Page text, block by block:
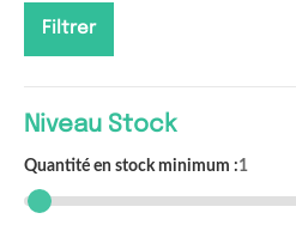
Filtrer
Niveau Stock
Quantité en stock minimum :1